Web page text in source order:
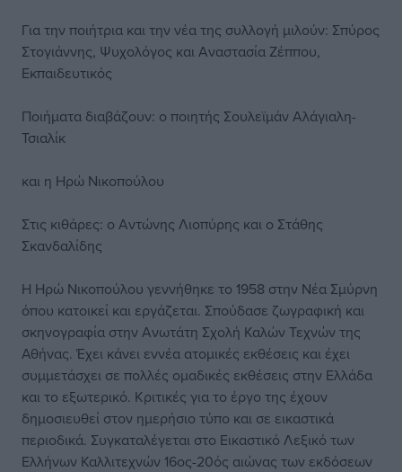
Για την ποιήτρια και την νέα της συλλογή μιλούν: Σπύρος
Στογιάννης, Ψυχολόγος και Αναστασία Ζέππου,
Εκπαιδευτικός
Ποιήματα διαβάζουν: ο ποιητής Σουλεϊμάν Αλάγιαλη-
Τσιαλίκ
και η Ηρώ Νικοπούλου
Στις κιθάρες: ο Αντώνης Λιοπύρης και ο Στάθης
Σκανδαλίδης
Η Ηρώ Νικοπούλου γεννήθηκε το 1958 στην Νέα Σμύρνη
όπου κατοικεί και εργάζεται. Σπούδασε ζωγραφική και
σκηνογραφία στην Ανωτάτη Σχολή Καλών Τεχνών της
Αθήνας. Έχει κάνει εννέα ατομικές εκθέσεις και έχει
συμμετάσχει σε πολλές ομαδικές εκθέσεις στην Ελλάδα
και το εξωτερικό. Κριτικές για το έργο της έχουν
δημοσιευθεί στον ημερήσιο τύπο και σε εικαστικά
περιοδικά. Συγκαταλέγεται στο Εικαστικό Λεξικό των
Ελλήνων Καλλιτεχνών 16ος-20ός αιώνας των εκδόσεων